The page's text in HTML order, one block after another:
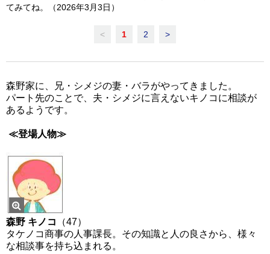
てみてね。（2026年3月3日）
< 1 2 >
森野家に、兄・シメジの妻・バラがやってきました。
パート先のことで、夫・シメジに言えないキノコに相談が
あるようです。
≪登場人物≫
森野 キノコ
（47）
タケノコ商事の人事課長。その知識と人の良さから、様々
な相談事を持ち込まれる。